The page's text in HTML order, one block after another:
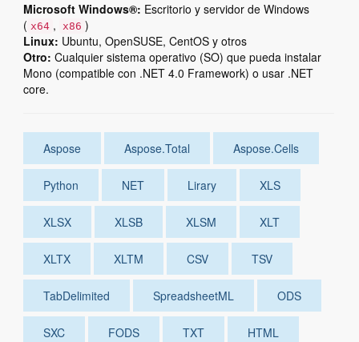
Microsoft Windows®: Escritorio y servidor de Windows
( x64 , x86 )
Linux: Ubuntu, OpenSUSE, CentOS y otros
Otro: Cualquier sistema operativo (SO) que pueda instalar
Mono (compatible con .NET 4.0 Framework) o usar .NET
core.
Aspose Aspose.Total Aspose.Cells
Python NET Lirary XLS
XLSX XLSB XLSM XLT
XLTX XLTM CSV TSV
TabDelimited SpreadsheetML ODS
SXC FODS TXT HTML